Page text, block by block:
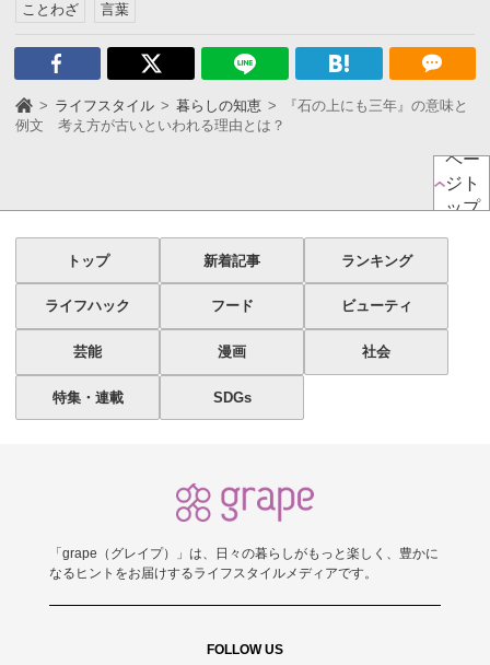
ことわざ 言葉
ライフスタイル 暮らしの知恵
『石の上にも三年』の意味と
例文 考え方が古いといわれる理由とは？
ペー
ジト
ップ
トップ 新着記事 ランキング
ライフハック フード ビューティ
芸能 漫画 社会
特集・連載 SDGs
「grape（グレイプ）」は、日々の暮らしがもっと楽しく、豊かに
なるヒントをお届けするライフスタイルメディアです。
FOLLOW US